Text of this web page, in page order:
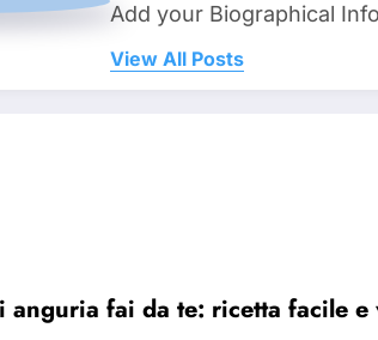
Add your Biographical
View All Posts
anguria fai da te: ricetta facile e